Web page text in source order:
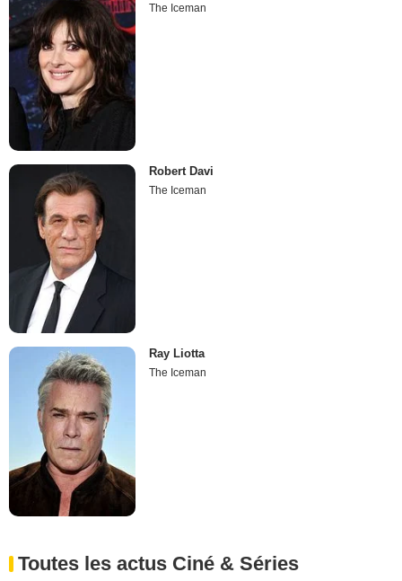
The Iceman
Robert Davi
The Iceman
Ray Liotta
The Iceman
Toutes les actus Ciné & Séries